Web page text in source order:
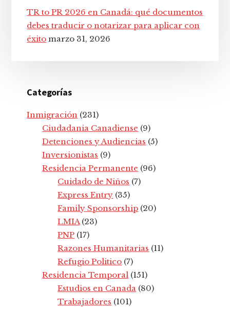
TR to PR 2026 en Canadá: qué documentos
debes traducir o notarizar para aplicar con
éxito marzo 31, 2026
Categorías
Inmigración (231)
Ciudadania Canadiense (9)
Detenciones y Audiencias (5)
Inversionistas (9)
Residencia Permanente (96)
Cuidado de Niños (7)
Express Entry (35)
Family Sponsorship (20)
LMIA(23)
PNP (17)
Razones Humanitarias (11)
Refugio Politico (7)
Residencia Temporal (151)
Estudios en Canada (80)
Trabajadores (101)